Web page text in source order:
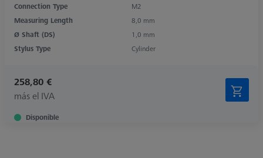
Connection Type
M2
Measuring Length
8,0 mm
Ø Shaft (DS)
1,0 mm
Stylus Type
Cylinder
258,80 €
más el IVA
Disponible